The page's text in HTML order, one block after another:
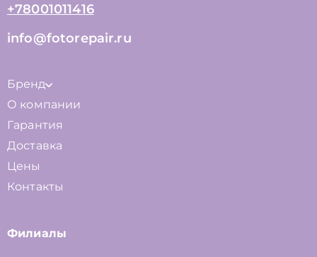
+78001011416
info@fotorepair.ru
Бренд
О компании
Гарантия
Доставка
Цены
Контакты
Филиалы